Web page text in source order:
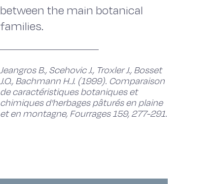
between the main botanical
families.
Jeangros B., Scehovic J., Troxler J., Bosset
J.O., Bachmann H.J. (1999). Comparaison
de caractéristiques botaniques et
chimiques d'herbages pâturés en plaine
et en montagne, Fourrages 159, 277-291.